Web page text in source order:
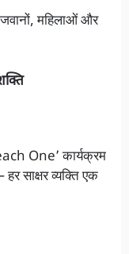
महिलाओं और
One’ कार्यक्रम
साक्षर व्यक्ति एक